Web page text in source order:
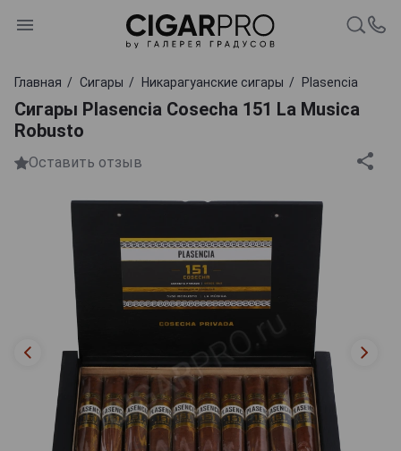
Главная Сигары Никарагуанские сигары Plasencia
Сигары Plasenсia Cosecha 151 La Musica
Robusto
Оставить отзыв